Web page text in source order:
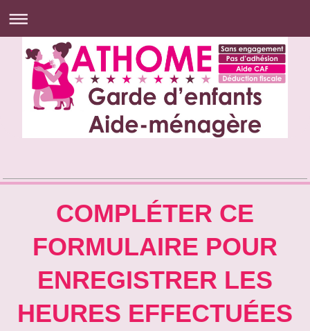
COMPLÉTER CE
FORMULAIRE POUR
ENREGISTRER LES
HEURES EFFECTUÉES